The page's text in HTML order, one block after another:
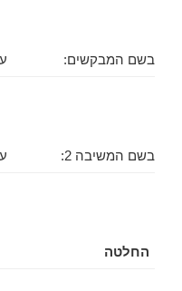
בשם המבקשים:
בשם המשיבה 2:
החלטה